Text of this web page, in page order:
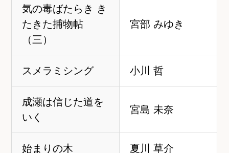
気の毒ばたらき き
たきた捕物帖
（三）
宮部 みゆき
スメラミシング 小川 哲
成瀬は信じた道を
いく
宮島 未奈
始まりの木 夏川 草介